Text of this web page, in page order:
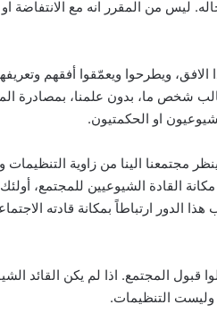
من المقرر انه مع الانتفاضة او
ويطرحوا ويعمّقوا أفقهم
شخص ما، بدون علمنا، بمصادرة
او الحكمتيون.
مجتمعنا الينا من زاوية
القادة الشيوعيين للمجتمع،
ارتباطاً بمكانة قادته
المجتمع. اذا لم يكن القائد
وليست التنظيمات.